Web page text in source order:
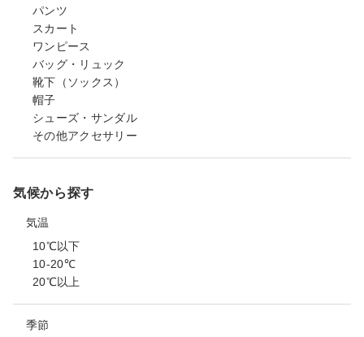
パンツ
スカート
ワンピース
バッグ・リュック
靴下（ソックス）
帽子
シューズ・サンダル
その他アクセサリー
気候から探す
気温
10℃以下
10-20℃
20℃以上
季節